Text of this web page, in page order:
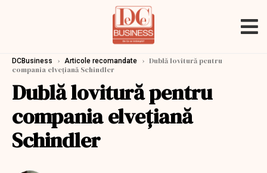
DCBusiness › Articole recomandate › Dublă lovitură pentru
compania elvețiană Schindler
Dublă lovitură pentru
compania elvețiană
Schindler